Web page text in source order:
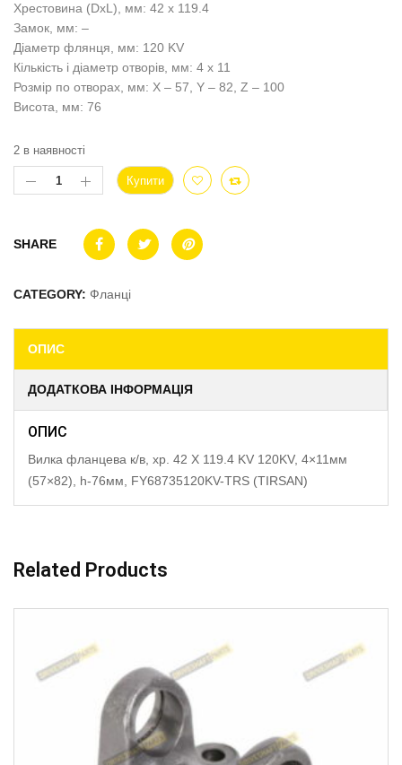
Хрестовина (DxL), мм: 42 x 119.4
Замок, мм: –
Діаметр флянця, мм: 120 KV
Кількість і діаметр отворів, мм: 4 x 11
Розмір по отворах, мм: X – 57, Y – 82, Z – 100
Висота, мм: 76
2 в наявності
Купити
SHARE
CATEGORY: Фланці
ОПИС
ДОДАТКОВА ІНФОРМАЦІЯ
ОПИС
Вилка фланцева к/в, хр. 42 X 119.4 KV 120KV, 4×11мм
(57×82), h-76мм, FY68735120KV-TRS (TIRSAN)
Related Products